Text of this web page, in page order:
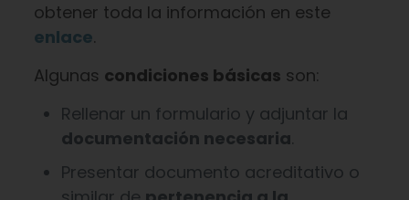
obtener toda la información en este
enlace.
Algunas condiciones básicas son:
Rellenar un formulario y adjuntar la
documentación necesaria.
Presentar documento acreditativo o